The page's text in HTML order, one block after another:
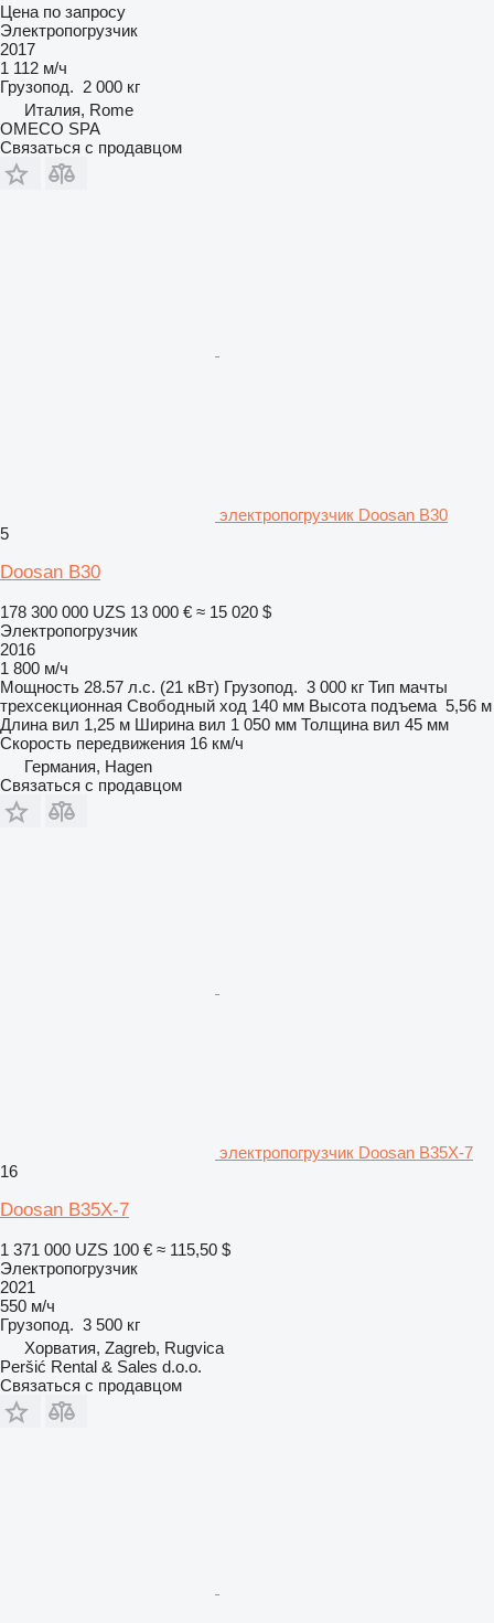
Цена по запросу
Электропогрузчик
2017
1 112 м/ч
Грузопод. 2 000 кг
Италия, Rome
OMECO SPA
Связаться с продавцом
электропогрузчик Doosan B30
5
Doosan B30
178 300 000 UZS 13 000 € ≈ 15 020 $
Электропогрузчик
2016
1 800 м/ч
Мощность 28.57 л.с. (21 кВт) Грузопод. 3 000 кг Тип мачты
трехсекционная Свободный ход 140 мм Высота подъема 5,56 м
Длина вил 1,25 м Ширина вил 1 050 мм Толщина вил 45 мм
Скорость передвижения 16 км/ч
Германия, Hagen
Связаться с продавцом
электропогрузчик Doosan B35X-7
16
Doosan B35X-7
1 371 000 UZS 100 € ≈ 115,50 $
Электропогрузчик
2021
550 м/ч
Грузопод. 3 500 кг
Хорватия, Zagreb, Rugvica
Peršić Rental & Sales d.o.o.
Связаться с продавцом